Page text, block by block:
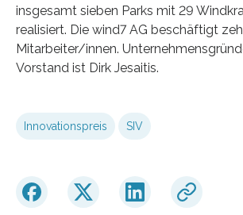
insgesamt sieben Parks mit 29
realisiert. Die wind7 AG beschäftigt
Mitarbeiter/innen.
Vorstand ist Dirk Jesaitis.
Innovationspreis SIV